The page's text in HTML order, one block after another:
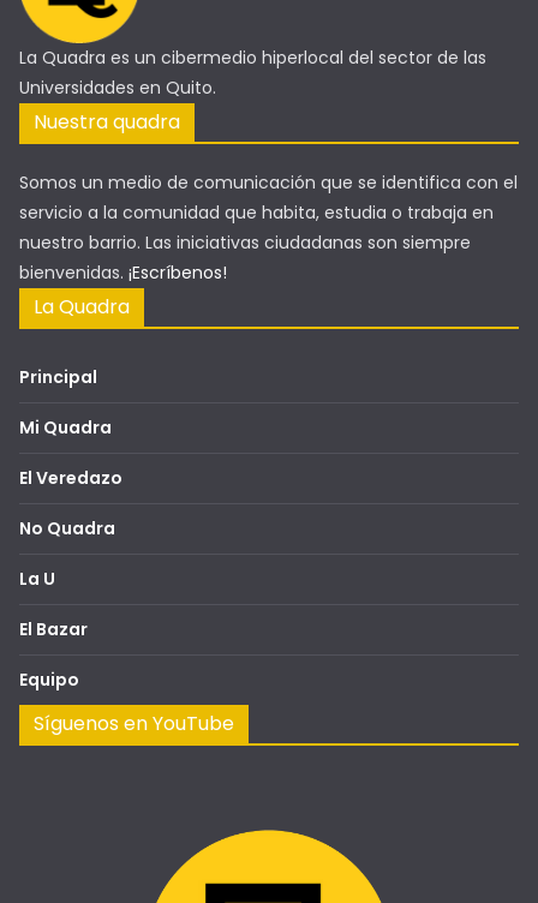
La Quadra es un cibermedio hiperlocal del sector de las
Universidades en Quito.
Nuestra quadra
Somos un medio de comunicación que se identifica con el
servicio a la comunidad que habita, estudia o trabaja en
nuestro barrio. Las iniciativas ciudadanas son siempre
bienvenidas. ¡Escríbenos!
La Quadra
Principal
Mi Quadra
El Veredazo
No Quadra
La U
El Bazar
Equipo
Síguenos en YouTube